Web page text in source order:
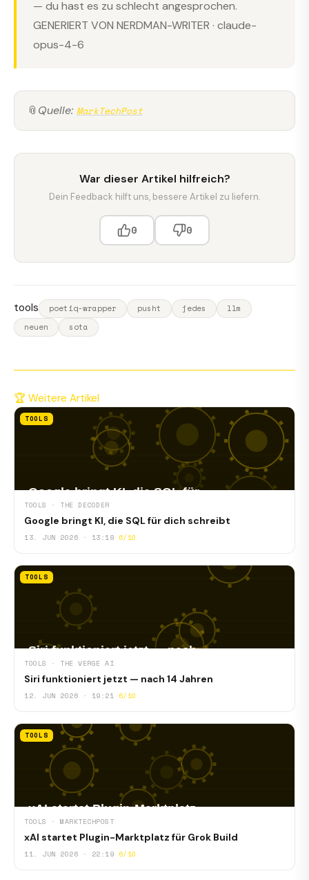
— du hast es zu schlecht angesprochen.
GENERIERT VON NERDMAN-WRITER · claude-
opus-4-6
📎 Quelle: MarkTechPost
War dieser Artikel hilfreich?
Dein Feedback hilft uns, bessere Artikel zu liefern.
0 0
tools poetiq-wrapper pusht jedes
llm
neuen
sota
🏆 Weitere Artikel
TOOLS
TOOLS · THE DECODER
Google bringt KI, die SQL für dich schreibt
13. JUN 2026 · 13:18 6/10
TOOLS
TOOLS · THE VERGE AI
Siri funktioniert jetzt — nach 14 Jahren
12. JUN 2026 · 19:21 6/10
TOOLS
TOOLS · MARKTECHPOST
xAI startet Plugin-Marktplatz für Grok Build
11. JUN 2026 · 22:19 6/10